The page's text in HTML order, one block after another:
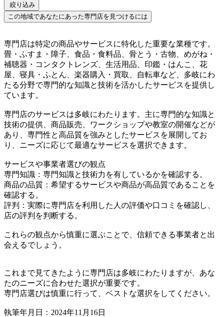
絞り込み
この地域であなたにあった専門店を見つけるには
専門店は特定の商品やサービスに特化した重要な業種です。
畳・ふすま・障子、食品・食料品、骨とう・古物、めがね・
補聴器・コンタクトレンズ、生活用品、印鑑・はんこ、花
屋、寝具・ふとん、楽器購入・買取、自転車など、多岐にわ
たる分野で専門的な知識と技術を活かしたサービスを提供し
ています。
専門店のサービスは多岐にわたります。主に専門的な知識と
技術の提供、商品販売、ワークショップや教室の開催などが
あり、専門性と高品質を強みとしたサービスを展開してお
り、ニーズに応じて最適なサービスを選択できます。
サービスや事業者選びの観点
専門知識：専門知識と技術力を有しているかを確認する。
商品の品質：希望するサービスや商品が高品質であることを
確認する。
評判：実際に専門店を利用した人の評価や口コミを確認し、
店の評判を判断する。
これらの観点から慎重に選ぶことで、信頼できる事業者と出
会えるでしょう。
これまで見てきたように専門店は多岐にわたりますが、あな
たのニーズに合わせた選択が重要です。
専門店選びは慎重に行って、ベストな選択をしてください。
執筆年月日：2024年11月16日